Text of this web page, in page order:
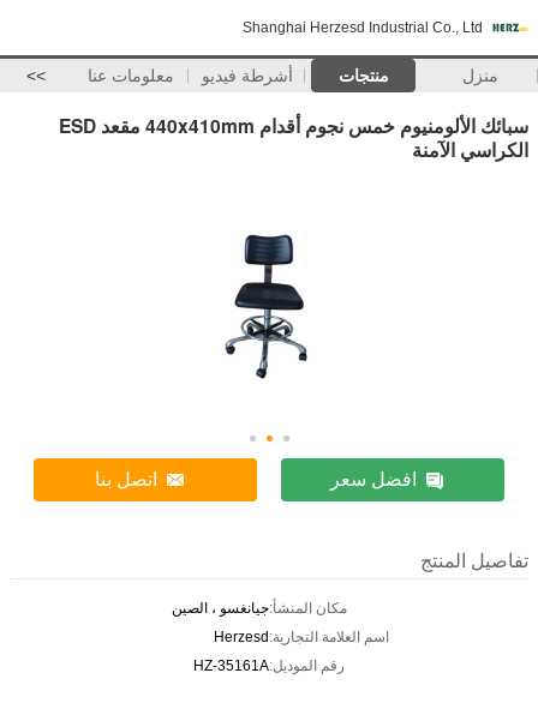
Shanghai Herzesd Industrial Co., Ltd
منزل منتجات أشرطة فيديو معلومات عنا >>
سبائك الألومنيوم خمس نجوم أقدام 440x410mm مقعد ESD
الكراسي الآمنة
افضل سعر اتصل بنا
تفاصيل المنتج
مكان المنشأ:جيانغسو ، الصين
اسم العلامة التجارية:Herzesd
رقم الموديل:HZ-35161A